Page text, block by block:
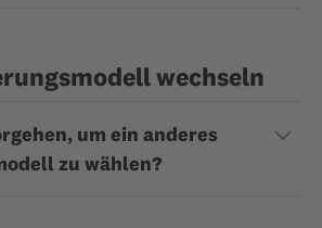
wechseln
um ein anderes
zu wählen?